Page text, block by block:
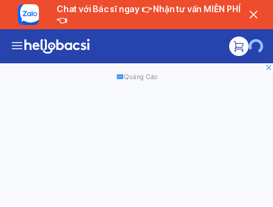
Chat với Bác sĩ ngay 👉 Nhận tư vấn MIỄN PHÍ
👈
Quảng Cáo